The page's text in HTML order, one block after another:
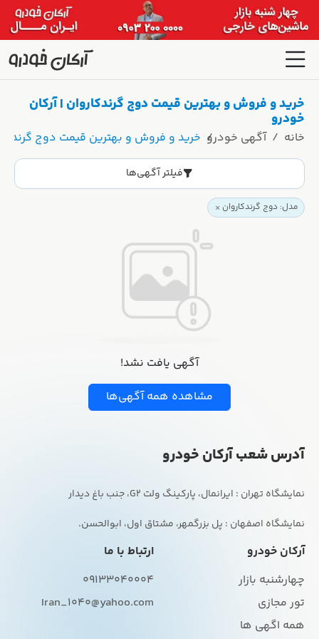
خرید و فروش و بهترین قیمت دوج گرندکاروان | آرکان
خودرو
خانه آگهی خودرو خرید و فروش و بهترین قیمت دوج
فیلتر آگهی‌ها
مدل: دوج گرندکاروان
آگهی یافت نشد!
مشاهده همه آگهی‌ها
آدرس شعب آرکان خودرو
نمایشگاه اصفهان : پل بزرگمهر، مشتاق اول، ابوالحسن.
آرکان خودرو
چهارشنبه بازار
تور مجازی
همه اگهی ها
ارتباط با ما
09133040004
Iran_1040@yahoo.com